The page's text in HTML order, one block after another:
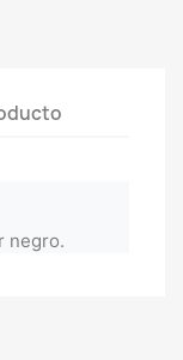
negro.